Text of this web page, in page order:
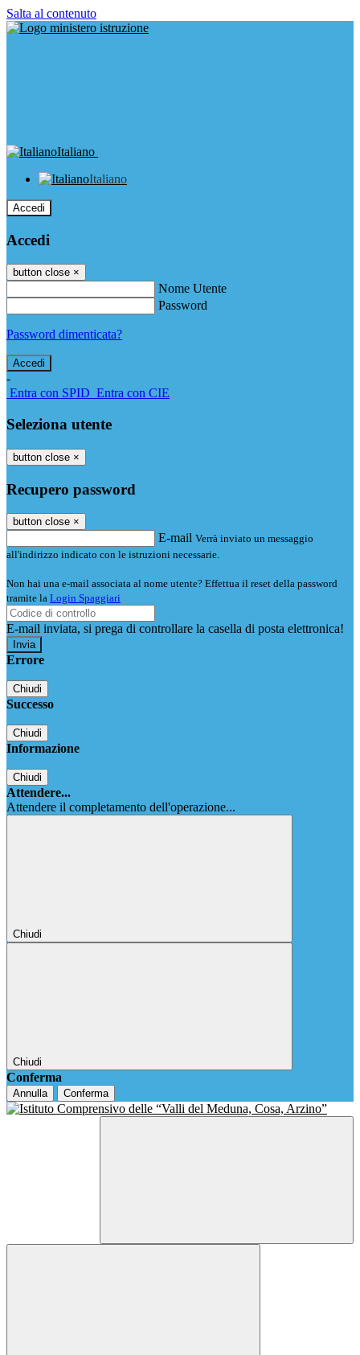
Salta al contenuto
Italiano
Italiano
Accedi
Accedi
button close ×
Nome Utente
Password
Password dimenticata?
-
Entra con SPID Entra con CIE
Seleziona utente
button close ×
Recupero password
button close ×
E-mail Verrà inviato un messaggio
all'indirizzo indicato con le istruzioni necessarie.
Non hai una e-mail associata al nome utente? Effettua il reset della password
tramite la Login Spaggiari
E-mail inviata, si prega di controllare la casella di posta elettronica!
Errore
Chiudi
Successo
Chiudi
Informazione
Chiudi
Attendere...
Attendere il completamento dell'operazione...
Chiudi
Chiudi
Conferma
Annulla Conferma